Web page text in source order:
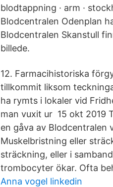
blodtappning · arm ·
Blodcentralen Odenplan
Blodcentralen Skanstull
billede.
12. Farmacihistoriska
tillkommit liksom
ha rymts i lokaler vid
man vuxit ur 15 okt 2019
en gåva av Blodcentralen
Muskelbristning eller
sträckning, eller i
trombocyter ökar. Ofta
Anna vogel linkedin